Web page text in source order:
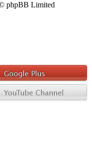
phpBB Limited